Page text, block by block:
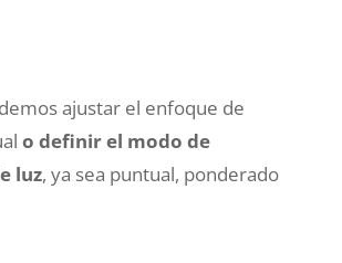
ajustar el enfoque de
o definir el modo de
luz, ya sea puntual, ponderado